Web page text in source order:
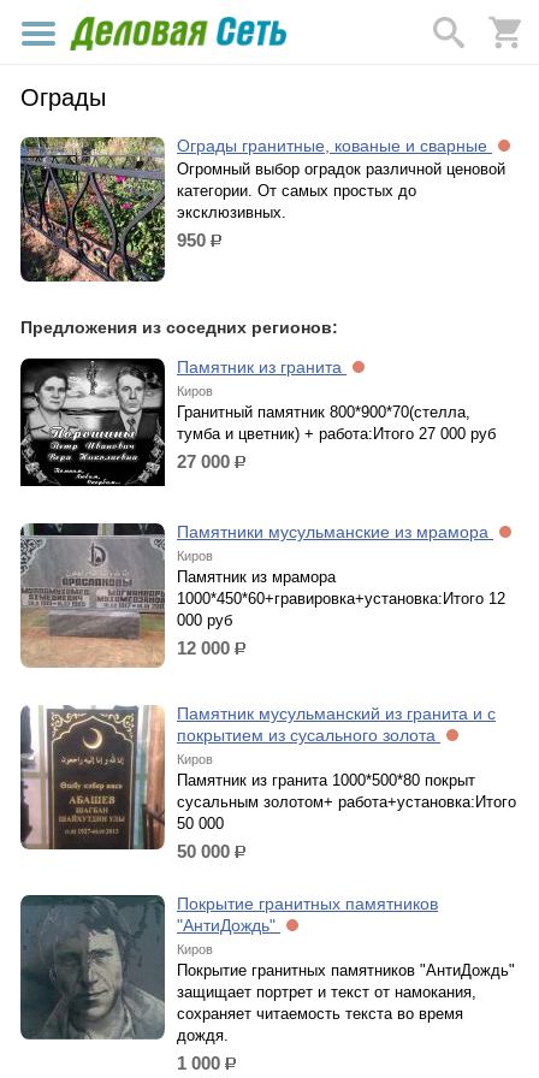
Ограды
Ограды гранитные, кованые и сварные
Огромный выбор оградок различной ценовой
категории. От самых простых до
эксклюзивных.
950 р.
Предложения из соседних регионов:
Памятник из гранита
Киров
Гранитный памятник 800*900*70(стелла,
тумба и цветник) + работа:Итого 27 000 руб
27 000 р.
Памятники мусульманские из мрамора
Киров
Памятник из мрамора
1000*450*60+гравировка+установка:Итого 12
000 руб
12 000 р.
Памятник мусульманский из гранита и с
покрытием из сусального золота
Киров
Памятник из гранита 1000*500*80 покрыт
сусальным золотом+ работа+установка:Итого
50 000
50 000 р.
Покрытие гранитных памятников
"АнтиДождь"
Киров
Покрытие гранитных памятников "АнтиДождь"
защищает портрет и текст от намокания,
сохраняет читаемость текста во время
дождя.
1 000 р.